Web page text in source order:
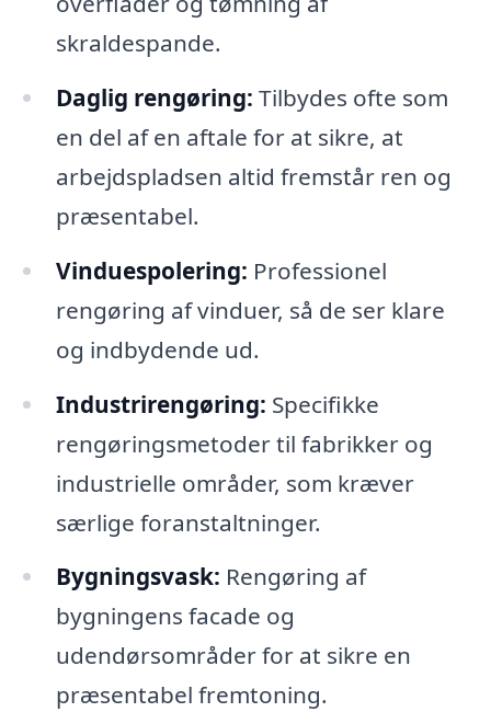
skraldespande.
Daglig rengøring: Tilbydes ofte som
en del af en aftale for at sikre, at
arbejdspladsen altid fremstår ren og
præsentabel.
Vinduespolering: Professionel
rengøring af vinduer, så de ser klare
og indbydende ud.
Industrirengøring: Specifikke
rengøringsmetoder til fabrikker og
industrielle områder, som kræver
særlige foranstaltninger.
Bygningsvask: Rengøring af
bygningens facade og
udendørsområder for at sikre en
præsentabel fremtoning.